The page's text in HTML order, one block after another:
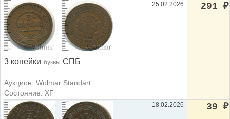
3 копейки буквы СПБ
Аукцион: Wolmar Standart
Состояние: XF
25.02.2026 291 ₽
18.02.2026 39 ₽